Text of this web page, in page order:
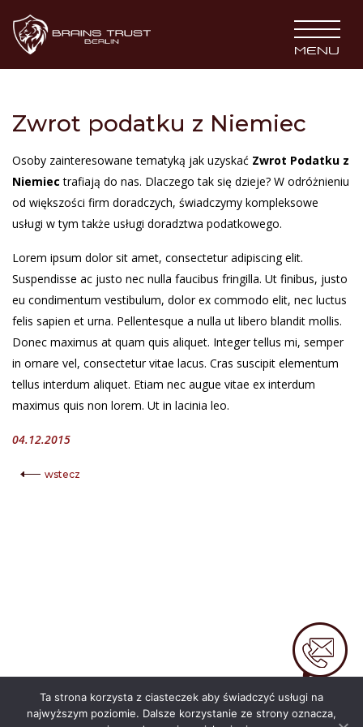
BRAINS TRUST
MENU
Zwrot podatku z Niemiec
Osoby zainteresowane tematyką jak uzyskać Zwrot Podatku z
Niemiec trafiają do nas. Dlaczego tak się dzieje? W odróżnieniu
od większości firm doradczych, świadczymy kompleksowe
usługi w tym także usługi doradztwa podatkowego.
Lorem ipsum dolor sit amet, consectetur adipiscing elit.
Suspendisse ac justo nec nulla faucibus fringilla. Ut finibus, justo
eu condimentum vestibulum, dolor ex commodo elit, nec luctus
felis sapien et urna. Pellentesque a nulla ut libero blandit mollis.
Donec maximus at quam quis aliquet. Integer tellus mi, semper
in ornare vel, consectetur vitae lacus. Cras suscipit elementum
tellus interdum aliquet. Etiam nec augue vitae ex interdum
maximus quis non lorem. Ut in lacinia leo.
04.12.2015
wstecz
KONTAKT
Ta strona korzysta z ciasteczek aby świadczyć usługi na
najwyższym poziomie. Dalsze korzystanie ze strony oznacza,